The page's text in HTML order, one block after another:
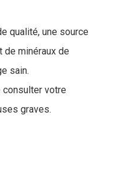
qualité, une source
de minéraux de
sain.
votre
graves.